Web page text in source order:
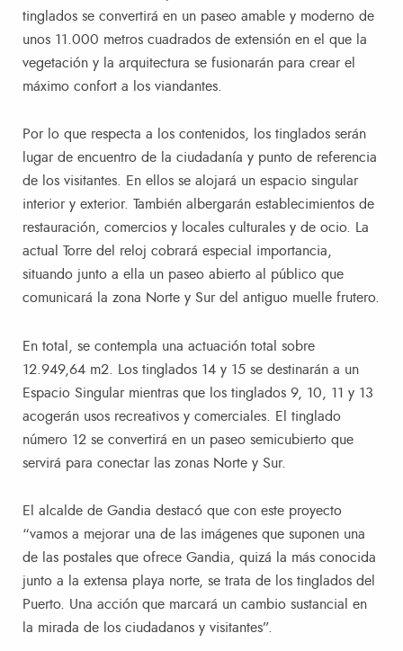
tinglados se convertirá en un paseo amable y moderno de
unos 11.000 metros cuadrados de extensión en el que la
vegetación y la arquitectura se fusionarán para crear el
máximo confort a los viandantes.
Por lo que respecta a los contenidos, los tinglados serán
lugar de encuentro de la ciudadanía y punto de referencia
de los visitantes. En ellos se alojará un espacio singular
interior y exterior. También albergarán establecimientos de
restauración, comercios y locales culturales y de ocio. La
actual Torre del reloj cobrará especial importancia,
situando junto a ella un paseo abierto al público que
comunicará la zona Norte y Sur del antiguo muelle frutero.
En total, se contempla una actuación total sobre
12.949,64 m2. Los tinglados 14 y 15 se destinarán a un
Espacio Singular mientras que los tinglados 9, 10, 11 y 13
acogerán usos recreativos y comerciales. El tinglado
número 12 se convertirá en un paseo semicubierto que
servirá para conectar las zonas Norte y Sur.
El alcalde de Gandia destacó que con este proyecto
“vamos a mejorar una de las imágenes que suponen una
de las postales que ofrece Gandia, quizá la más conocida
junto a la extensa playa norte, se trata de los tinglados del
Puerto. Una acción que marcará un cambio sustancial en
la mirada de los ciudadanos y visitantes”.